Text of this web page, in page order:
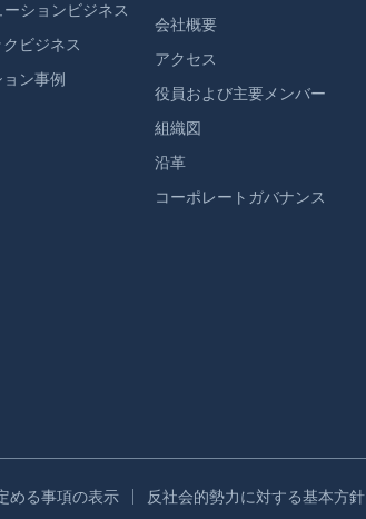
ションビジネス
ビジネス
ン事例
会社概要
アクセス
役員および主要メンバー
組織図
沿革
コーポレートガバナンス
める事項の表示 反社会的勢力に対する基本方針